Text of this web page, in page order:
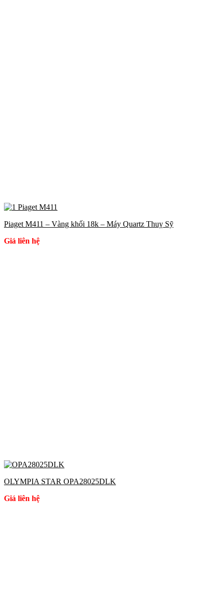
Piaget M411 – Vàng khối 18k – Máy Quartz Thuỵ Sỹ
Giá liên hệ
OLYMPIA STAR OPA28025DLK
Giá liên hệ